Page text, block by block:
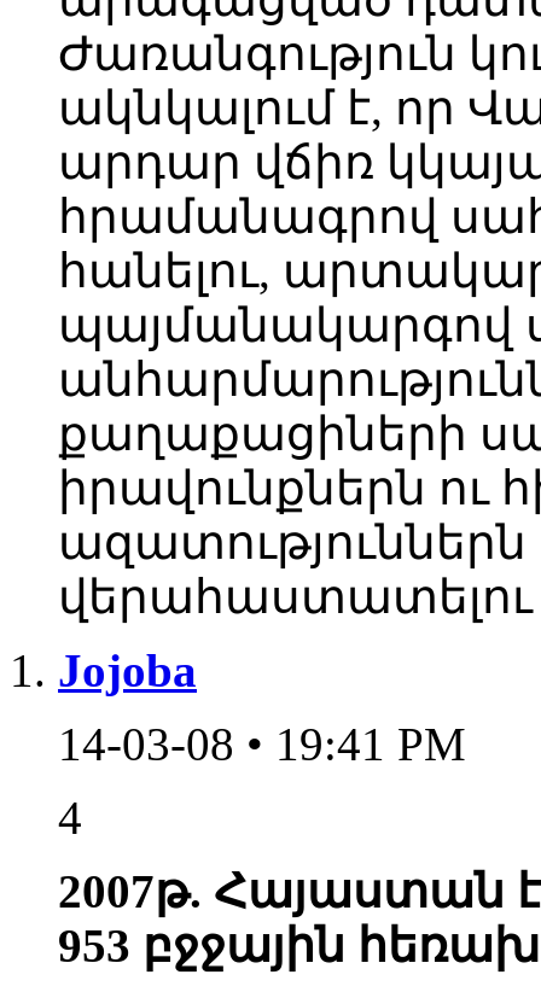
Ժառանգություն
ակնկալում է, որ
արդար վճիռ
հրամանագրով
հանելու,
պայմանակարգով
քաղաքացիների
իրավունքներն ու
Jojoba
14-03-08 • 19:41 PM
4
2007թ. Հայաստան
953 բջջային